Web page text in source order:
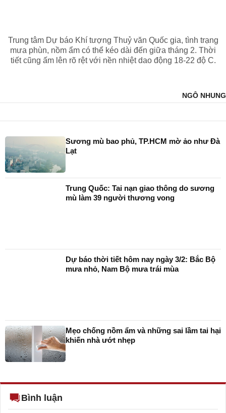
Trung tâm Dự báo Khí tượng Thuỷ văn Quốc gia, tình trạng
mưa phùn, nồm ẩm có thể kéo dài đến giữa tháng 2. Thời
tiết cũng ấm lên rõ rệt với nền nhiệt dao động 18-22 độ C.
NGÔ NHUNG
Sương mù bao phủ, TP.HCM mờ ảo như Đà
Lạt
Trung Quốc: Tai nạn giao thông do sương
mù làm 39 người thương vong
Dự báo thời tiết hôm nay ngày 3/2: Bắc Bộ
mưa nhỏ, Nam Bộ mưa trái mùa
Mẹo chống nồm ẩm và những sai lầm tai hại
khiến nhà ướt nhẹp
Bình luận